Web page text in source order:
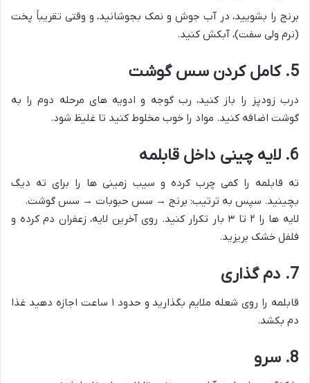
برنج را بشویید، در آب جوش و نمک بجوشانید، و وقتی تقریباً پخت
(نرم ولی سفت)، آبکش کنید.
5. کامل کردن سس گوشت
درب زودپز را باز کنید، رب گوجه و ادویه های مرحله دوم را به
گوشت اضافه کنید. مواد را خوب مخلوط کنید تا غلیظ شود.
6. لایه چینی داخل قابلمه
ته قابلمه را کمی چرب کرده و سیب زمینی ها را برای ته دیگ
بچینید. سپس به ترتیب: برنج → سس حبوبات → سس گوشت.
لایه ها را ۲ تا ۳ بار تکرار کنید. روی آخرین لایه، زعفران دم کرده و
فلفل خشک بریزید.
7. دم گذاری
قابلمه را روی شعله ملایم بگذارید و حدود ۱ ساعت اجازه دهید غذا
دم بکشد.
8. سرو